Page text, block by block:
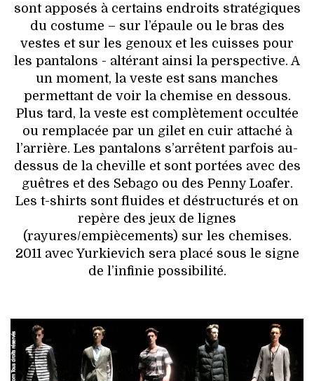
sont apposés à certains endroits stratégiques
du costume – sur l’épaule ou le bras des
vestes et sur les genoux et les cuisses pour
les pantalons - altérant ainsi la perspective. A
un moment, la veste est sans manches
permettant de voir la chemise en dessous.
Plus tard, la veste est complètement occultée
ou remplacée par un gilet en cuir attaché à
l’arrière. Les pantalons s’arrêtent parfois au-
dessus de la cheville et sont portées avec des
guêtres et des Sebago ou des Penny Loafer.
Les t-shirts sont fluides et déstructurés et on
repère des jeux de lignes
(rayures/empiècements) sur les chemises.
2011 avec Yurkievich sera placé sous le signe
de l’infinie possibilité.